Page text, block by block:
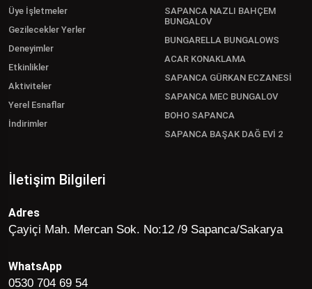
Üye İşletmeler
Gezilecekler Yerler
Deneyimler
Etkinlikler
Aktiviteler
Yerel Esnaflar
İndirimler
SAPANCA NAZLI BAHÇEM
BUNGALOV
BUNGARELLA BUNGALOWS
ACAR KONAKLAMA
SAPANCA GÜRKAN ECZANESİ
SAPANCA MEC BUNGALOV
BOHO SAPANCA
SAPANCA BAŞAK DAĞ EVİ 2
İletişim Bilgileri
Adres
Çayiçi Mah. Mercan Sok. No:12 /9 Sapanca/Sakarya
WhatsApp
0530 704 69 54